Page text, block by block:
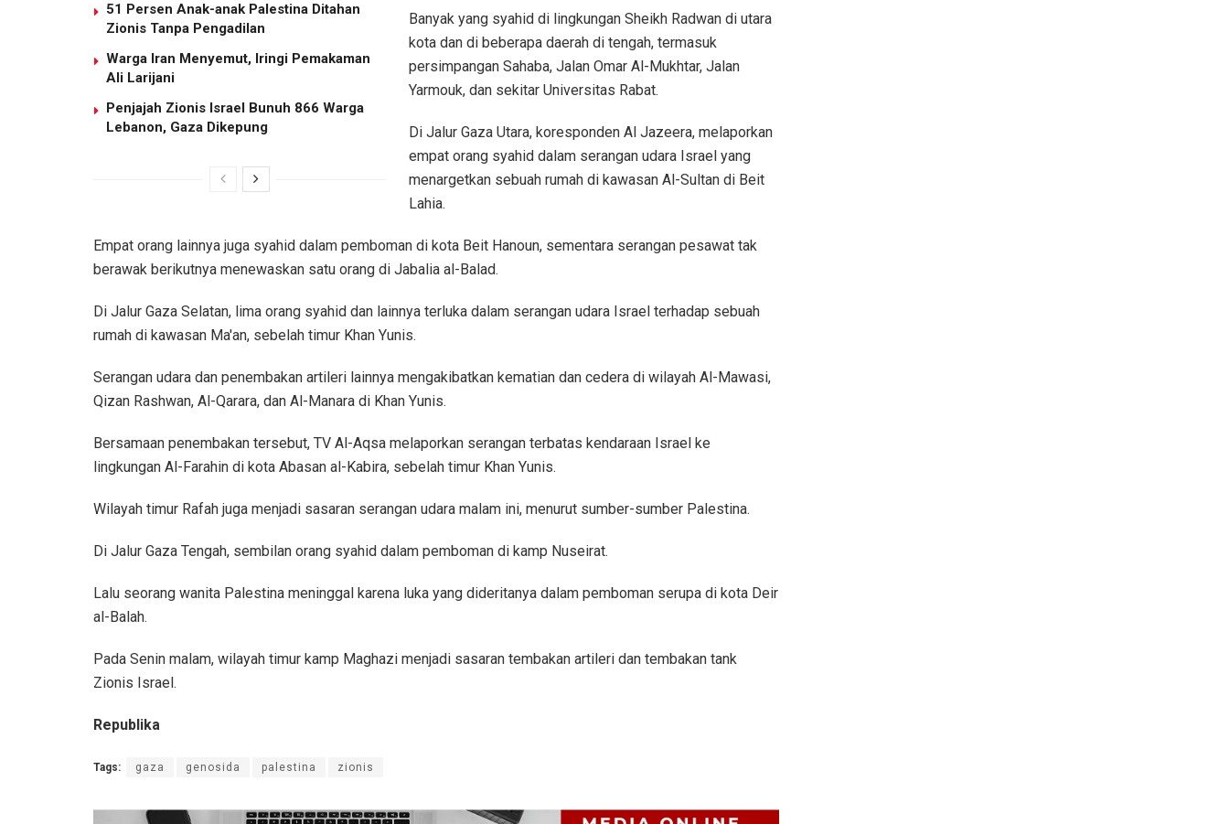
51 Persen Anak-anak Palestina Ditahan
Zionis Tanpa Pengadilan
Warga Iran Menyemut, Iringi Pemakaman
Ali Larijani
Penjajah Zionis Israel Bunuh 866 Warga
Lebanon, Gaza Dikepung
Banyak yang syahid di lingkungan Sheikh Radwan di utara
kota dan di beberapa daerah di tengah, termasuk
persimpangan Sahaba, Jalan Omar Al-Mukhtar, Jalan
Yarmouk, dan sekitar Universitas Rabat.
Di Jalur Gaza Utara, koresponden Al Jazeera, melaporkan
empat orang syahid dalam serangan udara Israel yang
menargetkan sebuah rumah di kawasan Al-Sultan di Beit
Lahia.
Empat orang lainnya juga syahid dalam pemboman di kota Beit Hanoun, sementara serangan pesawat tak
berawak berikutnya menewaskan satu orang di Jabalia al-Balad.
Di Jalur Gaza Selatan, lima orang syahid dan lainnya terluka dalam serangan udara Israel terhadap sebuah
rumah di kawasan Ma'an, sebelah timur Khan Yunis.
Serangan udara dan penembakan artileri lainnya mengakibatkan kematian dan cedera di wilayah Al-Mawasi,
Qizan Rashwan, Al-Qarara, dan Al-Manara di Khan Yunis.
Bersamaan penembakan tersebut, TV Al-Aqsa melaporkan serangan terbatas kendaraan Israel ke
lingkungan Al-Farahin di kota Abasan al-Kabira, sebelah timur Khan Yunis.
Wilayah timur Rafah juga menjadi sasaran serangan udara malam ini, menurut sumber-sumber Palestina.
Di Jalur Gaza Tengah, sembilan orang syahid dalam pemboman di kamp Nuseirat.
Lalu seorang wanita Palestina meninggal karena luka yang dideritanya dalam pemboman serupa di kota Deir
al-Balah.
Pada Senin malam, wilayah timur kamp Maghazi menjadi sasaran tembakan artileri dan tembakan tank
Zionis Israel.
Republika
Tags: gaza genosida palestina zionis